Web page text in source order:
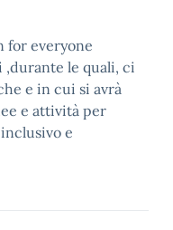
for everyone
le quali, ci
e in cui si avrà
e attività per
e